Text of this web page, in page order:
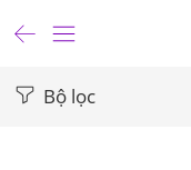
Bộ lọc